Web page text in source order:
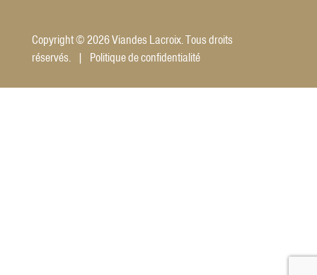
Copyright © 2026 Viandes Lacroix. Tous droits
réservés. | Politique de confidentialité